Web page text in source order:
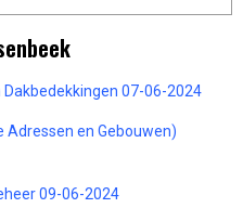
07-06-2024
Adressen en Gebouwen)
09-06-2024